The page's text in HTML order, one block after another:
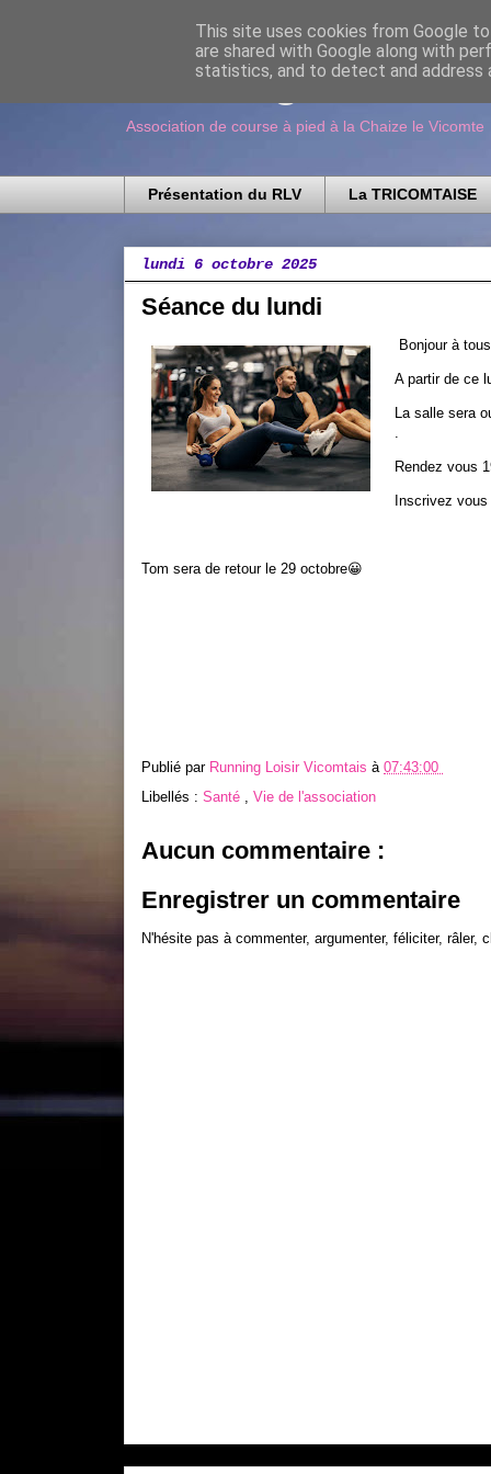
Running Loisir
Association de course à pied à la Chaize le Vicomte
Présentation du RLV La TRICOMTAISE
lundi 6 octobre 2025
Séance du lundi
Bonjour à tous
A partir de ce
La salle sera
Rendez vous
Inscrivez
Tom sera de retour le 29 octobre😀
Publié par Running Loisir Vicomtais à 07:43:00
Libellés : Santé Vie de l'association
Aucun commentaire :
Enregistrer un commentaire
N'hésite pas à commenter, argumenter, féliciter, râler,
This site uses cookies from Google
are shared with Google along with
statistics, and to detect and address